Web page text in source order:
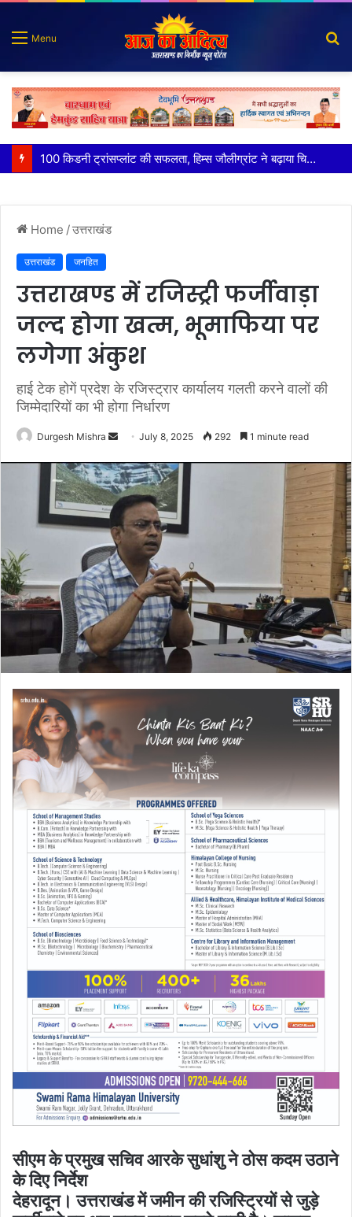
Menu
पात्र लोगों को सरकारी योजनाओं का सीधे मिल रहा लाभः धामी
Home /उत्तराखंड
उत्तराखंड जनहित
उत्तराखण्ड में रजिस्ट्री फर्जीवाड़ा
जल्द होगा खत्म, भूमाफिया पर
लगेगा अंकुश
हाई टेक होगें प्रदेश के रजिस्ट्रार कार्यालय गलती करने वालों की
जिम्मेदारियों का भी होगा निर्धारण
Durgesh Mishra
Send
email
July 8, 2025 292 1 minute read
सीएम के प्रमुख सचिव आरके सुधांशु ने ठोस कदम उठाने
के दिए निर्देश
देहरादून। उत्तराखंड में जमीन की रजिस्ट्रियों से जुड़े